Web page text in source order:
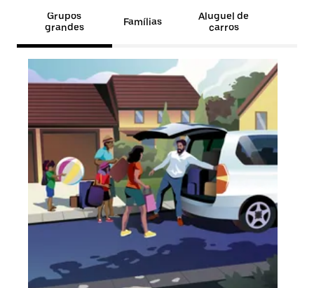
Grupos
grandes
Famílias
Aluguel de
carros